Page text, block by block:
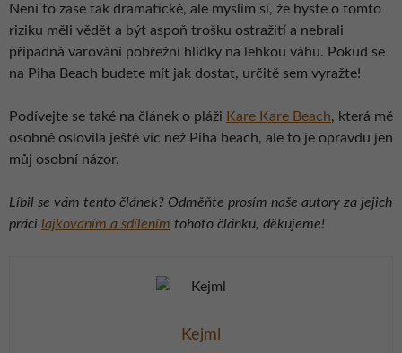
Není to zase tak dramatické, ale myslím si, že byste o tomto
riziku měli vědět a být aspoň trošku ostražití a nebrali
případná varování pobřežní hlídky na lehkou váhu. Pokud se
na Piha Beach budete mít jak dostat, určitě sem vyražte!
Podívejte se také na článek o pláži Kare Kare Beach, která mě
osobně oslovila ještě víc než Piha beach, ale to je opravdu jen
můj osobní názor.
Líbil se vám tento článek? Odměňte prosím naše autory za jejich
práci lajkováním a sdílením tohoto článku, děkujeme!
Kejml